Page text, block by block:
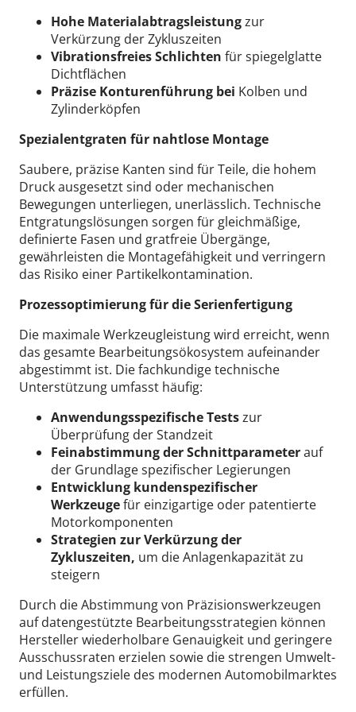
Hohe Materialabtragsleistungzur
Verkürzung der Zykluszeiten
Vibrationsfreies Schlichten für spiegelglatte
Dichtflächen
Präzise Konturenführung bei Kolben und
Zylinderköpfen
Spezialentgraten für nahtlose Montage
Saubere, präzise Kanten sind für Teile, die hohem
Druck ausgesetzt sind oder mechanischen
Bewegungen unterliegen, unerlässlich. Technische
Entgratungslösungen sorgen für gleichmäßige,
definierte Fasen und gratfreie Übergänge,
gewährleisten die Montagefähigkeit und verringern
das Risiko einer Partikelkontamination.
Prozessoptimierung für die Serienfertigung
Die maximale Werkzeugleistung wird erreicht, wenn
das gesamte Bearbeitungsökosystem aufeinander
abgestimmt ist. Die fachkundige technische
Unterstützung umfasst häufig:
Anwendungsspezifische Testszur
Überprüfung der Standzeit
Feinabstimmung der Schnittparameterauf
der Grundlage spezifischer Legierungen
Entwicklung kundenspezifischer
Werkzeugefür einzigartige oder patentierte
Motorkomponenten
Strategien zur Verkürzung der
Zykluszeiten, um die Anlagenkapazität zu
steigern
Durch die Abstimmung von Präzisionswerkzeugen
auf datengestützte Bearbeitungsstrategien können
Hersteller wiederholbare Genauigkeit und geringere
Ausschussraten erzielen sowie die strengen Umwelt-
und Leistungsziele des modernen Automobilmarktes
erfüllen.